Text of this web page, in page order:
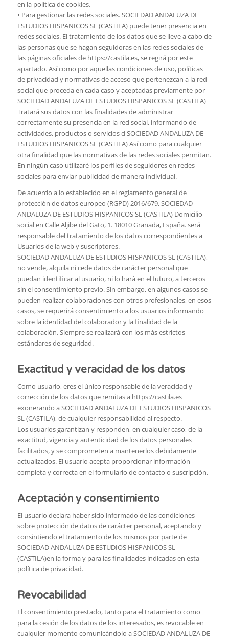
en la política de cookies.
• Para gestionar las redes sociales. SOCIEDAD ANDALUZA DE
ESTUDIOS HISPANICOS SL (CASTILA) puede tener presencia en
redes sociales. El tratamiento de los datos que se lleve a cabo de
las personas que se hagan seguidoras en las redes sociales de
las páginas oficiales de https://castila.es, se regirá por este
apartado. Así como por aquellas condiciones de uso, políticas
de privacidad y normativas de acceso que pertenezcan a la red
social que proceda en cada caso y aceptadas previamente por
SOCIEDAD ANDALUZA DE ESTUDIOS HISPANICOS SL (CASTILA)
Tratará sus datos con las finalidades de administrar
correctamente su presencia en la red social, informando de
actividades, productos o servicios d SOCIEDAD ANDALUZA DE
ESTUDIOS HISPANICOS SL (CASTILA) Así como para cualquier
otra finalidad que las normativas de las redes sociales permitan.
En ningún caso utilizaré los perfiles de seguidores en redes
sociales para enviar publicidad de manera individual.
De acuerdo a lo establecido en el reglamento general de
protección de datos europeo (RGPD) 2016/679, SOCIEDAD
ANDALUZA DE ESTUDIOS HISPANICOS SL (CASTILA) Domicilio
social en Calle Aljibe del Gato, 1. 18010 Granada, España. será
responsable del tratamiento de los datos correspondientes a
Usuarios de la web y suscriptores.
SOCIEDAD ANDALUZA DE ESTUDIOS HISPANICOS SL (CASTILA),
no vende, alquila ni cede datos de carácter personal que
puedan identificar al usuario, ni lo hará en el futuro, a terceros
sin el consentimiento previo. Sin embargo, en algunos casos se
pueden realizar colaboraciones con otros profesionales, en esos
casos, se requerirá consentimiento a los usuarios informando
sobre la identidad del colaborador y la finalidad de la
colaboración. Siempre se realizará con los más estrictos
estándares de seguridad.
Exactitud y veracidad de los datos
Como usuario, eres el único responsable de la veracidad y
corrección de los datos que remitas a https://castila.es
exonerando a SOCIEDAD ANDALUZA DE ESTUDIOS HISPANICOS
SL (CASTILA), de cualquier responsabilidad al respecto.
Los usuarios garantizan y responden, en cualquier caso, de la
exactitud, vigencia y autenticidad de los datos personales
facilitados, y se comprometen a mantenerlos debidamente
actualizados. El usuario acepta proporcionar información
completa y correcta en el formulario de contacto o suscripción.
Aceptación y consentimiento
El usuario declara haber sido informado de las condiciones
sobre protección de datos de carácter personal, aceptando y
consintiendo el tratamiento de los mismos por parte de
SOCIEDAD ANDALUZA DE ESTUDIOS HISPANICOS SL
(CASTILA)en la forma y para las finalidades indicadas en esta
política de privacidad.
Revocabilidad
El consentimiento prestado, tanto para el tratamiento como
para la cesión de los datos de los interesados, es revocable en
cualquier momento comunicándolo a SOCIEDAD ANDALUZA DE